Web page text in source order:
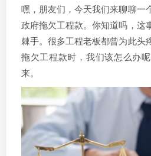
嘿，朋友们，今天我们来聊聊
政府拖欠工程款。你知道吗，这
棘手。很多工程老板都曾为此头
拖欠工程款时，我们该怎么办
来。